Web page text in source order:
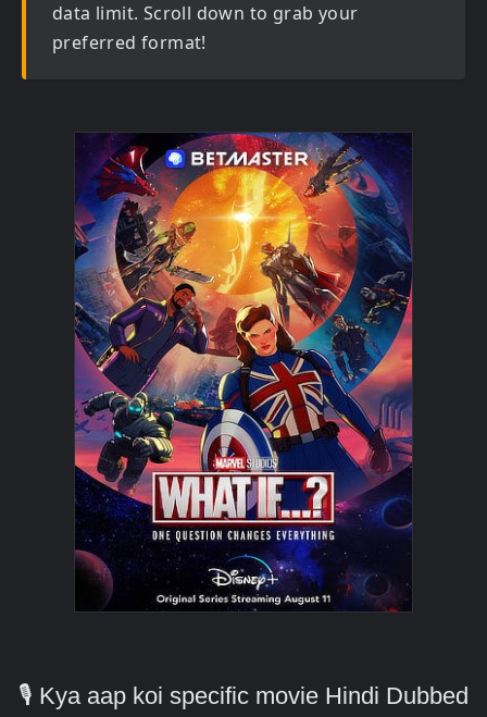
data limit. Scroll down to grab your
preferred format!
🎙️ Kya aap koi specific movie Hindi Dubbed